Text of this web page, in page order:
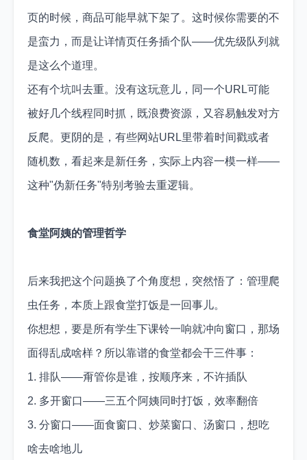
页的时候，商品可能早就下架了。这时候你需要的不
是蛮力，而是让详情页任务插个队——优先级队列就
是这么个道理。
还有个坑叫去重。没有这玩意儿，同一个URL可能
被好几个线程同时抓，既浪费资源，又容易触发对方
反爬。更阴的是，有些网站URL里带着时间戳或者
随机数，看起来是新任务，实际上内容一模一样——
这种"伪新任务"特别考验去重逻辑。
食堂阿姨的管理哲学
后来我把这个问题换了个角度想，突然悟了：管理爬
虫任务，本质上跟食堂打饭是一回事儿。
你想想，要是所有学生下课铃一响就冲向窗口，那场
面得乱成啥样？所以靠谱的食堂都会干三件事：
1. 排队——甭管你是谁，按顺序来，不许插队
2. 多开窗口——三五个阿姨同时打饭，效率翻倍
3. 分窗口——面食窗口、炒菜窗口、汤窗口，想吃
啥去啥地儿